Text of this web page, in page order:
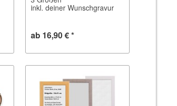
inkl. deiner Wunschgravur
ab 16,90 € *